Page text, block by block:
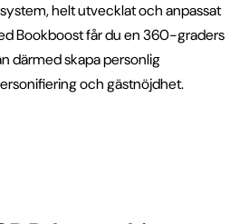
helt utvecklat och anpassat
Bookboost får du en 360-graders
därmed skapa personlig
och gästnöjdhet.